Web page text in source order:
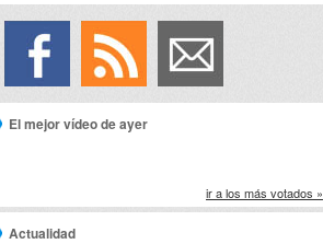
El mejor vídeo de ayer
ir a los más votados »
Actualidad